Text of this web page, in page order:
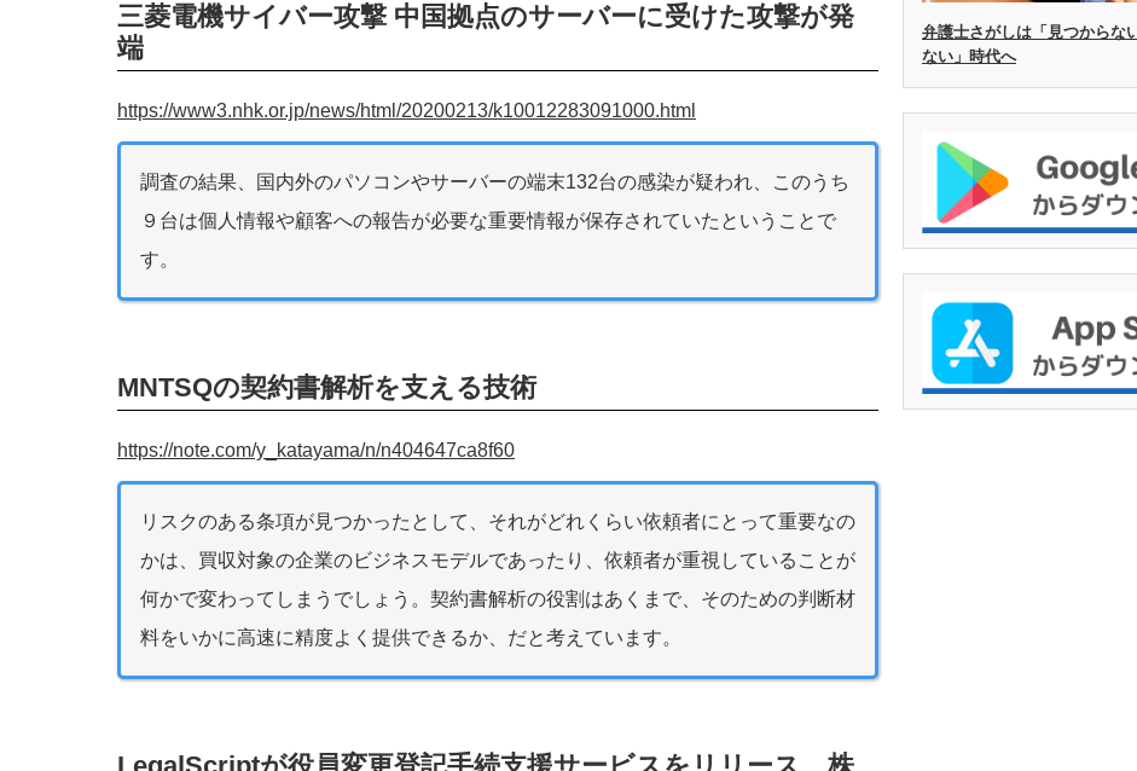
三菱電機サイバー攻撃 中国拠点のサーバーに受けた攻撃が発
端
https://www3.nhk.or.jp/news/html/20200213/k10012283091000.html
調査の結果、国内外のパソコンやサーバーの端末132台の感染が疑われ、このうち
９台は個人情報や顧客への報告が必要な重要情報が保存されていたということで
す。
MNTSQの契約書解析を支える技術
https://note.com/y_katayama/n/n404647ca8f60
リスクのある条項が見つかったとして、それがどれくらい依頼者にとって重要なの
かは、買収対象の企業のビジネスモデルであったり、依頼者が重視していることが
何かで変わってしまうでしょう。契約書解析の役割はあくまで、そのための判断材
料をいかに高速に精度よく提供できるか、だと考えています。
弁護士さがしは「見つからな
ない」時代へ